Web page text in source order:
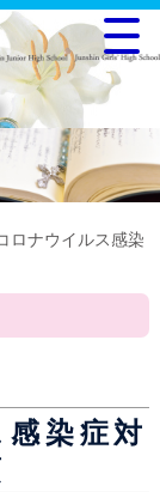
ナウイルス感染
染症対